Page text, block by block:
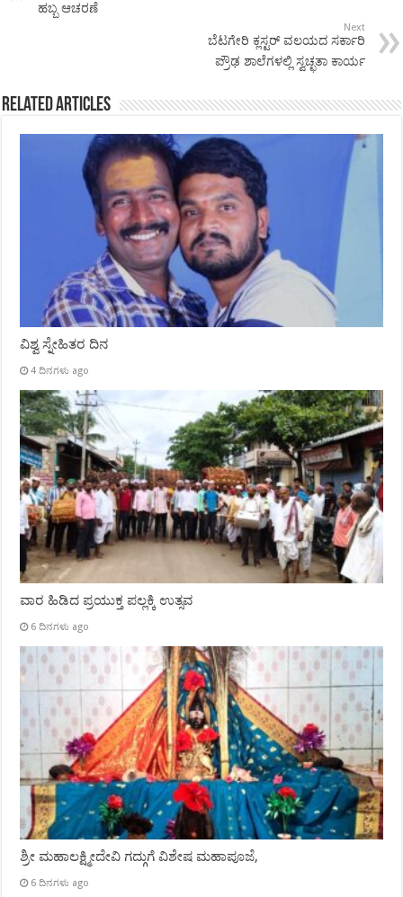
ಹಬ್ಬ ಆಚರಣೆ
Next
ಬೆಟಗೇರಿ ಕ್ಲಸ್ಟರ್ ವಲಯದ ಸರ್ಕಾರಿ
ಪ್ರೌಢ ಶಾಲೆಗಳಲ್ಲಿ ಸ್ವಚ್ಛತಾ ಕಾರ್ಯ
Related Articles
ವಿಶ್ವ ಸ್ನೇಹಿತರ ದಿನ
4 ದಿನಗಳು ago
ವಾರ ಹಿಡಿದ ಪ್ರಯುಕ್ತ ಪಲ್ಲಕ್ಕಿ ಉತ್ಸವ
6 ದಿನಗಳು ago
ಶ್ರೀ ಮಹಾಲಕ್ಷ್ಮೀದೇವಿ ಗದ್ಗುಗೆ ವಿಶೇಷ ಮಹಾಪೂಜೆ,
6 ದಿನಗಳು ago